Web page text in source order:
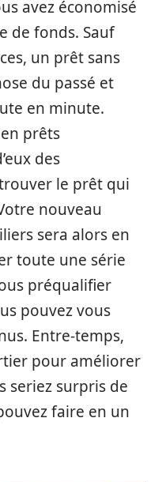
avez économisé
de fonds. Sauf
un prêt sans
du passé et
en minute.
prêts
des
le prêt qui
nouveau
sera alors en
toute une série
préqualifier
pouvez vous
Entre-temps,
pour améliorer
seriez surpris de
faire en un